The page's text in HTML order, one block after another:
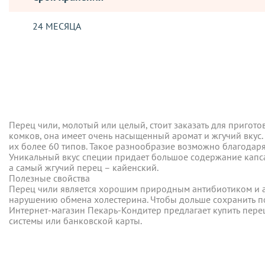
24 МЕСЯЦА
Перец чили, молотый или целый, стоит заказать для
комков, она имеет очень насыщенный аромат и жгучий
Уникальный вкус специи придает большое содержание
а самый жгучий перец – кайенский.
Полезные свойства
Перец чили является хорошим природным антибиотиком и
нарушению обмена холестерина. Чтобы дольше сохранить
Бесплатно при оформлении заказа на сумму от 2500 грн.*!
осуществляется в течение 5-ти дней с момента
Укрпочта - заказ отправляется только по полной
Бесплатно при оформлении заказа на сумму от 2500 грн.*!
Самовывоз -ВРЕМЕННО НЕ ОСУЩЕСТВЛЯЕМ ДАННУЮ
Перец чили, молотый или целый, стоит заказать для
комков, она имеет очень насыщенный аромат и жгучий
их более 60 типов. Такое разнообразие возможно
Уникальный вкус специи придает большое содержание
а самый жгучий перец – кайенский.
Полезные свойства
Перец чили является хорошим природным антибиотиком и
нарушению обмена холестерина. Чтобы дольше сохранить
Интернет-магазин Пекарь-Кондитер предлагает купить
системы или банковской карты.